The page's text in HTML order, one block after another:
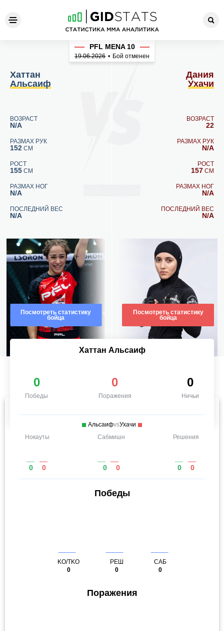
Хаттан Альсаиф - Дания
Хаттан
Альсаиф
ВОЗРАСТ
N/A
РАЗМАХ РУК
152 СМ
РОСТ
155 СМ
РАЗМАХ НОГ
N/A
ПОСЛЕДНИЙ ВЕС
N/A
Посмотреть статистику
бойца
PFL MENA 10
19.06.2026 • Бой отменен
Дания
Ухачи
ВОЗРАСТ
22
РАЗМАХ РУК
N/A
РОСТ
157 СМ
РАЗМАХ НОГ
N/A
ПОСЛЕДНИЙ ВЕС
N/A
Посмотреть статистику
бойца
Хаттан Альсаиф
0
Победы
0
Поражения
0
Ничьи
АльсаифvsУхачи
Нокауты
0 0
Сабмишн
0 0
Решения
0 0
Победы
KO/TKO
0
РЕШ
0
САБ
0
Поражения